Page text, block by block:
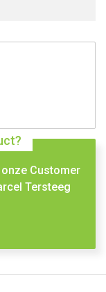
Customer
Tersteeg